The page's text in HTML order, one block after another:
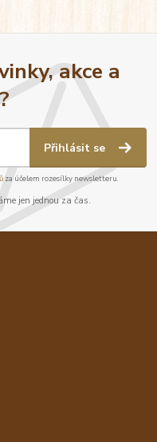
akce a
Přihlásit se
za účelem rozesílky newsletteru.
jen jednou za čas.